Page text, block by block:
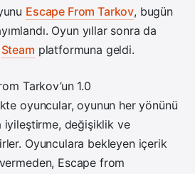
Escape From Tarkov, bugün
Oyun yıllar sonra da
Steam platformuna geldi.
Tarkov’un 1.0
oyuncular, oyunun her yönünü
iyileştirme, değişiklik ve
Oyunculara bekleyen içerik
Escape from